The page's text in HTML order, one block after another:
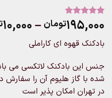
امتیاز5از
5 امتیاز
۱۹۵,۰۰۰تومان –۱۰,۰۰۰
بادکنک قهوه ای کاراملی
جنس این بادکنک لاتکسی می
شده با گاز هلیوم آن را
در تهران امکان پذیر است